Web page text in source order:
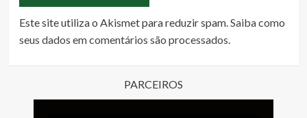
Este site utiliza o Akismet para reduzir spam.Saiba como
seus dados em comentários são processados.
PARCEIROS